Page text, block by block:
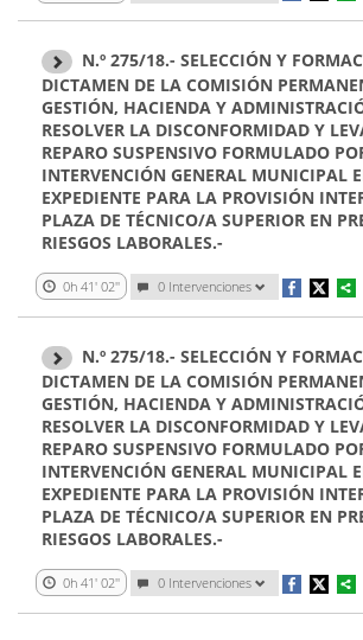
N.º 275/18.- SELECCIÓN Y
DICTAMEN DE LA COMISIÓN
GESTIÓN, HACIENDA Y
RESOLVER LA DISCONFORMIDAD Y
REPARO SUSPENSIVO FORMULADO
INTERVENCIÓN GENERAL MUNICIPAL
EXPEDIENTE PARA LA PROVISIÓN
PLAZA DE TÉCNICO/A SUPERIOR EN
RIESGOS LABORALES.-
0h 41' 02'' 0 Intervenciones
N.º 275/18.- SELECCIÓN Y
DICTAMEN DE LA COMISIÓN
GESTIÓN, HACIENDA Y
RESOLVER LA DISCONFORMIDAD Y
REPARO SUSPENSIVO FORMULADO
INTERVENCIÓN GENERAL MUNICIPAL
EXPEDIENTE PARA LA PROVISIÓN
PLAZA DE TÉCNICO/A SUPERIOR EN
RIESGOS LABORALES.-
0h 41' 02'' 0 Intervenciones